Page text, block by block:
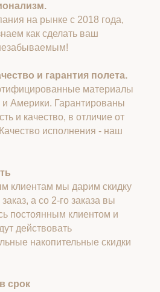
на рынке с 2018 года,
как сделать ваш
и гарантия полета.
материалы
Америки. Гарантированы
и качество, в отличие от
исполнения - наш
клиентам мы дарим скидку
а со 2-го заказа вы
постоянным клиентом и
действовать
накопительные скидки
срок